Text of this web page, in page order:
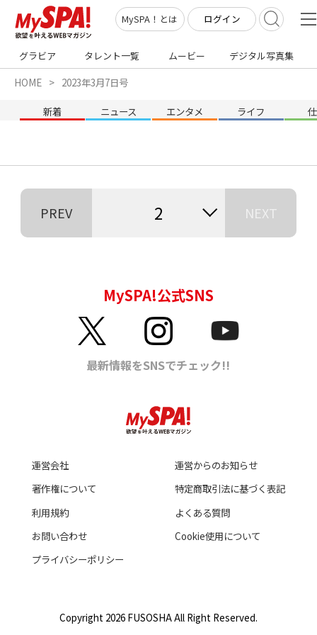
MySPA！とは ログイン
グラビア タレント一覧 ムービー デジタル写真集
HOME 2023年3月7日号
新着 ニュース エンタメ ライフ
PREV 2 NEXT
運営会社
運営からのお知らせ
著作権について
特定商取引法に基づく表記
利用規約
よくある質問
お問い合わせ
Cookie使用について
プライバシーポリシー
Copyright 2026 FUSOSHA All Right Reserved.